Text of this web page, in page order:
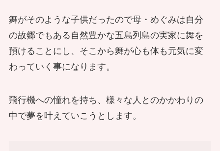
舞がそのような子供だったので母・めぐみは自分
の故郷でもある自然豊かな五島列島の実家に舞を
預けることにし、そこから舞が心も体も元気に変
わっていく事になります。
飛行機への憧れを持ち、様々な人とのかかわりの
中で夢を叶えていこうとします。